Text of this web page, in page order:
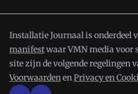
Installatie Journaal is onderdeel
manifestwaar VMN media voor
site zijn de volgende regelingen
VoorwaardenenPrivacy en